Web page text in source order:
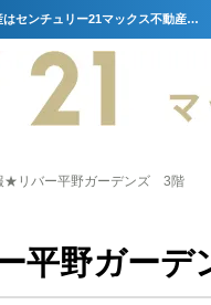
★新着物件情報★リバー平野ガーデンズ 3階【更新】 | 大阪（門真市・大阪市・豊中市）の不動産はセンチュリー21マックス不動産販売
★リバー平野ガーデンズ 3階
平野ガー